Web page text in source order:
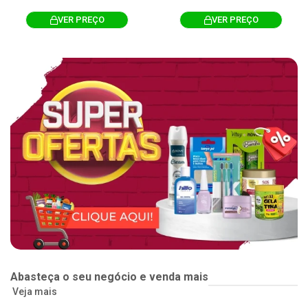
VER PREÇO VER PREÇO
Abasteça o seu negócio e venda mais
Veja mais